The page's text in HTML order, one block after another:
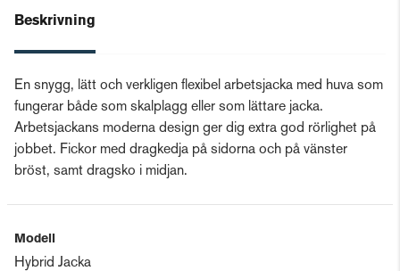
Beskrivning
En snygg, lätt och verkligen flexibel arbetsjacka med huva som
fungerar både som skalplagg eller som lättare jacka.
Arbetsjackans moderna design ger dig extra god rörlighet på
jobbet. Fickor med dragkedja på sidorna och på vänster
bröst, samt dragsko i midjan.
Modell
Hybrid Jacka